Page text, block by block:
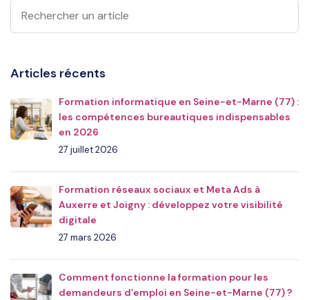
Articles récents
Formation informatique en Seine-et-Marne (77) :
les compétences bureautiques indispensables
en 2026
27 juillet 2026
Formation réseaux sociaux et Meta Ads à
Auxerre et Joigny : développez votre visibilité
digitale
27 mars 2026
Comment fonctionne la formation pour les
demandeurs d’emploi en Seine-et-Marne (77) ?